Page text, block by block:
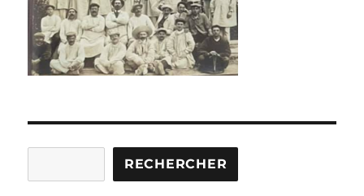
RECHERCHER